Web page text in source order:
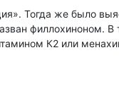
Тогда же было
филлохиноном.
К2 или